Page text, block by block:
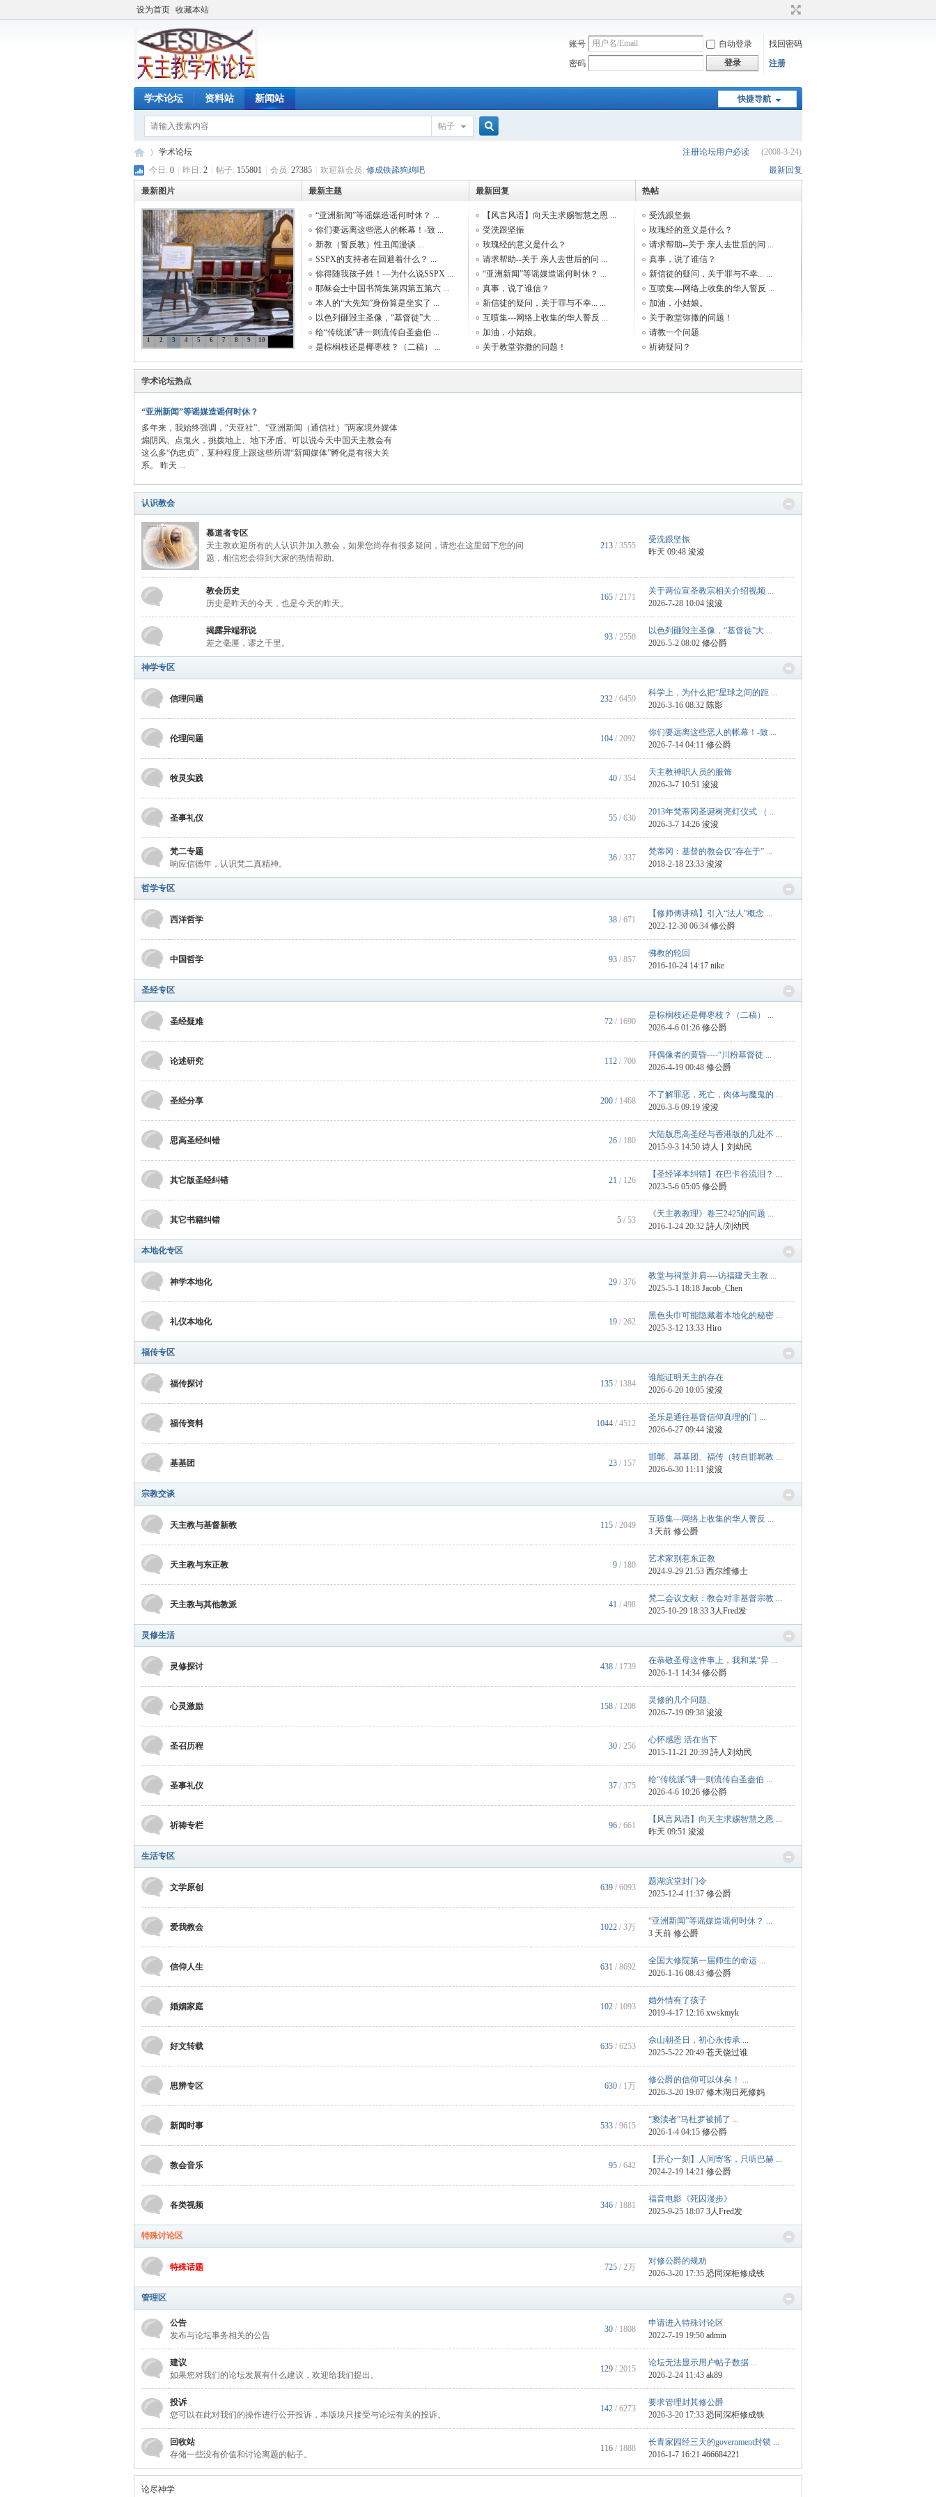
设为首页 收藏本站
账号 自动登录
找回密码
密码
登录 注册
快捷导航
学术论坛 资料站 新闻站
帖子
注册论坛用户必读 (2008-3-24)
主
教
»
学术论坛
今日: 0 昨日: 2 帖子: 155801 会员: 27385 欢迎新会员: 修成铁舔狗鸡吧 最新回复
最新图片
1 2 3 4 5 6 7 8 9 10
最新主题
“亚洲新闻”等谣媒造谣何时休？ ...
你们要远离这些恶人的帐幕！-致 ...
新教（誓反教）性丑闻漫谈 ...
SSPX的支持者在回避着什么？ ...
你得随我孩子姓！—为什么说SSPX ...
耶稣会士中国书简集第四第五第六 ...
本人的“大先知”身份算是坐实了 ...
以色列砸毁主圣像，“基督徒”大 ...
给“传统派”讲一则流传自圣盎伯 ...
是棕榈枝还是椰枣枝？（二稿） ...
最新回复
【风言风语】向天主求赐智慧之恩 ...
受洗跟坚振
玫瑰经的意义是什么？
请求帮助--关于 亲人去世后的问 ...
“亚洲新闻”等谣媒造谣何时休？ ...
真事，说了谁信？
新信徒的疑问，关于罪与不幸... ...
互喷集---网络上收集的华人誓反 ...
加油，小姑娘。
关于教堂弥撒的问题！
热帖
受洗跟坚振
玫瑰经的意义是什么？
请求帮助--关于 亲人去世后的问 ...
真事，说了谁信？
新信徒的疑问，关于罪与不幸... ...
互喷集---网络上收集的华人誓反 ...
加油，小姑娘。
关于教堂弥撒的问题！
请教一个问题
祈祷疑问？
学术论坛热点
“亚洲新闻”等谣媒造谣何时休？
多年来，我始终强调，“天亚社”、“亚洲新闻（通信社）”两家境外媒体
煽阴风、点鬼火，挑拨地上、地下矛盾。可以说今天中国天主教会有
这么多“伪忠贞”，某种程度上跟这些所谓“新闻媒体”孵化是有很大关
系。 昨天 ...
认识教会
慕道者专区
天主教欢迎所有的人认识并加入教会，如果您尚存有很多疑问，请您在这里留下您的问
题，相信您会得到大家的热情帮助。
213 / 3555
受洗跟坚振
昨天 09:48 浚浚
教会历史
历史是昨天的今天，也是今天的昨天。
165 / 2171
关于两位宣圣教宗相关介绍视频 ...
2026-7-28 10:04 浚浚
揭露异端邪说
差之毫厘，谬之千里。
93 / 2550
以色列砸毁主圣像，“基督徒”大 ...
2026-5-2 08:02 修公爵
神学专区
信理问题 232 / 6459
科学上，为什么把“星球之间的距 ...
2026-3-16 08:32 陈影
伦理问题 104 / 2092
你们要远离这些恶人的帐幕！-致 ...
2026-7-14 04:11 修公爵
牧灵实践 40 / 354
天主教神职人员的服饰
2026-3-7 10:51 浚浚
圣事礼仪 55 / 630
2013年梵蒂冈圣诞树亮灯仪式 （ ...
2026-3-7 14:26 浚浚
梵二专题
响应信德年，认识梵二真精神。
36 / 337
梵蒂冈：基督的教会仅“存在于” ...
2018-2-18 23:33 浚浚
哲学专区
西洋哲学 38 / 671
【修师傅讲稿】引入“法人”概念 ...
2022-12-30 06:34 修公爵
中国哲学 93 / 857
佛教的轮回
2016-10-24 14:17 nike
圣经专区
圣经疑难 72 / 1690
是棕榈枝还是椰枣枝？（二稿） ...
2026-4-6 01:26 修公爵
论述研究 112 / 700
拜偶像者的黄昏----“川粉基督徒 ...
2026-4-19 00:48 修公爵
圣经分享 200 / 1468
不了解罪恶，死亡，肉体与魔鬼的 ...
2026-3-6 09:19 浚浚
思高圣经纠错 26 / 180
大陆版思高圣经与香港版的几处不 ...
2015-9-3 14:50 诗人▏刘幼民
其它版圣经纠错 21 / 126
【圣经译本纠错】在巴卡谷流泪？ ...
2023-5-6 05:05 修公爵
其它书籍纠错 5 / 53
《天主教教理》卷三2425的问题 ...
2016-1-24 20:32 詩人/刘幼民
本地化专区
神学本地化 29 / 376
教堂与祠堂并肩----访福建天主教 ...
2025-5-1 18:18 Jacob_Chen
礼仪本地化 19 / 262
黑色头巾可能隐藏着本地化的秘密 ...
2025-3-12 13:33 Hiro
福传专区
福传探讨 135 / 1384
谁能证明天主的存在
2026-6-20 10:05 浚浚
福传资料 1044 / 4512
圣乐是通往基督信仰真理的门 ...
2026-6-27 09:44 浚浚
基基团 23 / 157
邯郸、基基团、福传（转自邯郸教 ...
2026-6-30 11:11 浚浚
宗教交谈
天主教与基督新教 115 / 2049
互喷集---网络上收集的华人誓反 ...
3 天前 修公爵
天主教与东正教 9 / 180
艺术家别惹东正教
2024-9-29 21:53 西尔维修士
天主教与其他教派 41 / 498
梵二会议文献：教会对非基督宗教 ...
2025-10-29 18:33 3人Fred发
灵修生活
灵修探讨 438 / 1739
在恭敬圣母这件事上，我和某“异 ...
2026-1-1 14:34 修公爵
心灵激励 158 / 1208
灵修的几个问题、
2026-7-19 09:38 浚浚
圣召历程 30 / 256
心怀感恩 活在当下
2015-11-21 20:39 詩人刘幼民
圣事礼仪 37 / 375
给“传统派”讲一则流传自圣盎伯 ...
2026-4-6 10:26 修公爵
祈祷专栏 96 / 661
【风言风语】向天主求赐智慧之恩 ...
昨天 09:51 浚浚
生活专区
文学原创 639 / 6093
题湖滨堂封门令
2025-12-4 11:37 修公爵
爱我教会 1022 / 3万
“亚洲新闻”等谣媒造谣何时休？ ...
3 天前 修公爵
信仰人生 631 / 8692
全国大修院第一届师生的命运 ...
2026-1-16 08:43 修公爵
婚姻家庭 102 / 1093
婚外情有了孩子
2019-4-17 12:16 xwskmyk
好文转载 635 / 6253
佘山朝圣日，初心永传承 ...
2025-5-22 20:49 苍天饶过谁
思辨专区 630 / 1万
修公爵的信仰可以休矣！ ...
2026-3-20 19:07 修木湖日死修妈
新闻时事 533 / 9615
“亵渎者”马杜罗被捕了 ...
2026-1-4 04:15 修公爵
教会音乐 95 / 642
【开心一刻】人间寄客，只听巴赫 ...
2024-2-19 14:21 修公爵
各类视频 346 / 1881
福音电影《死囚漫步》
2025-9-25 18:07 3人Fred发
特殊讨论区
特殊话题 725 / 2万
对修公爵的规劝
2026-3-20 17:35 恐同深柜修成铁
管理区
公告
发布与论坛事务相关的公告
30 / 1808
申请进入特殊讨论区
2022-7-19 19:50 admin
建议
如果您对我们的论坛发展有什么建议，欢迎给我们提出。
129 / 2015
论坛无法显示用户帖子数据 ...
2026-2-24 11:43 ak89
投诉
您可以在此对我们的操作进行公开投诉，本版块只接受与论坛有关的投诉。
142 / 6273
要求管理封其修公爵
2026-3-20 17:33 恐同深柜修成铁
回收站
存储一些没有价值和讨论离题的帖子。
116 / 1888
长青家园经三天的government封锁 ...
2016-1-7 16:21 466684221
论尽神学